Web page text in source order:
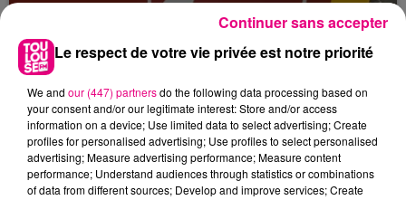
23 juillet 2026
Violent incendie au nord de Toulouse
Le respect de votre vie privée est notre priorité
We and our (447) partnersdo the following data processing based on
your consent and/or our legitimate interest: Store and/or access
information on a device; Use limited data to select advertising; Create
profiles for personalised advertising; Use profiles to select personalised
advertising; Measure advertising performance; Measure content
performance; Understand audiences through statistics or combinations
of data from different sources; Develop and improve services; Create
Continuer sans accepter